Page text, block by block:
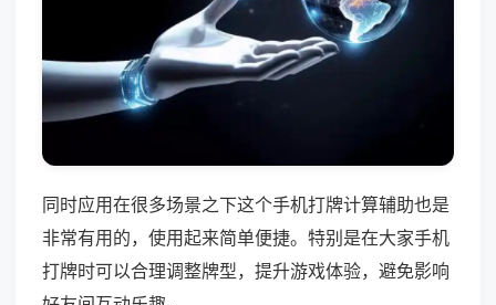
同时应用在很多场景之下这个手机打牌计算辅助也是
非常有用的，使用起来简单便捷。特别是在大家手机
打牌时可以合理调整牌型，提升游戏体验，避免影响